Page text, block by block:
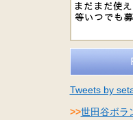
Tweets by
>>世田谷ボラ